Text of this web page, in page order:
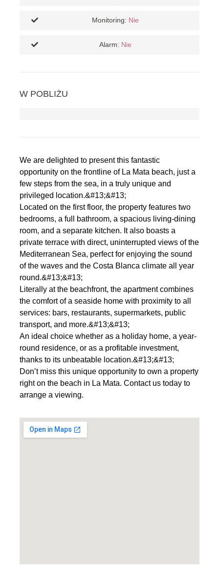
Monitoring: Nie
Alarm: Nie
W POBLIŻU
We are delighted to present this fantastic
opportunity on the frontline of La Mata beach, just a
few steps from the sea, in a truly unique and
privileged location.&#13;&#13;
Located on the first floor, the property features two
bedrooms, a full bathroom, a spacious living-dining
room, and a separate kitchen. It also boasts a
private terrace with direct, uninterrupted views of the
Mediterranean Sea, perfect for enjoying the sound
of the waves and the Costa Blanca climate all year
round.&#13;&#13;
Literally at the beachfront, the apartment combines
the comfort of a seaside home with proximity to all
services: bars, restaurants, supermarkets, public
transport, and more.&#13;&#13;
An ideal choice whether as a holiday home, a year-
round residence, or as a profitable investment,
thanks to its unbeatable location.&#13;&#13;
Don’t miss this unique opportunity to own a property
right on the beach in La Mata. Contact us today to
arrange a viewing.